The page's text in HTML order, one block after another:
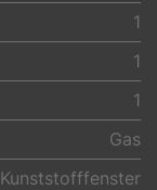
1
1
1
Gas
Kunststofffenster